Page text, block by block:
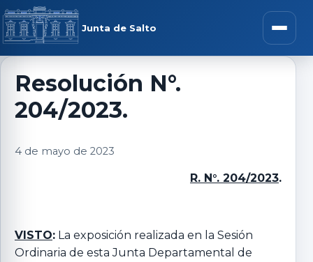
Saltar al contenido
Junta de Salto Abrir
menú
Resolución N°.
204/2023.
4 de mayo de 2023
R. N°. 204/2023.
VISTO: La exposición realizada en la Sesión
Ordinaria de esta Junta Departamental de